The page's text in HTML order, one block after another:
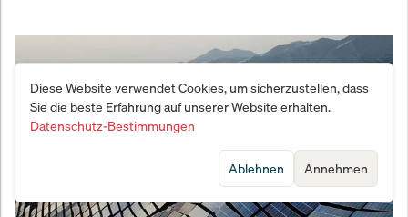
Diese Website verwendet Cookies, um sicherzustellen, dass
Sie die beste Erfahrung auf unserer Website erhalten.
Datenschutz-Bestimmungen
Annehmen
Ablehnen